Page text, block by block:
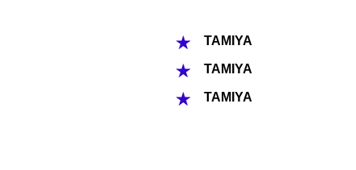
TAMIYA
TAMIYA
TAMIYA